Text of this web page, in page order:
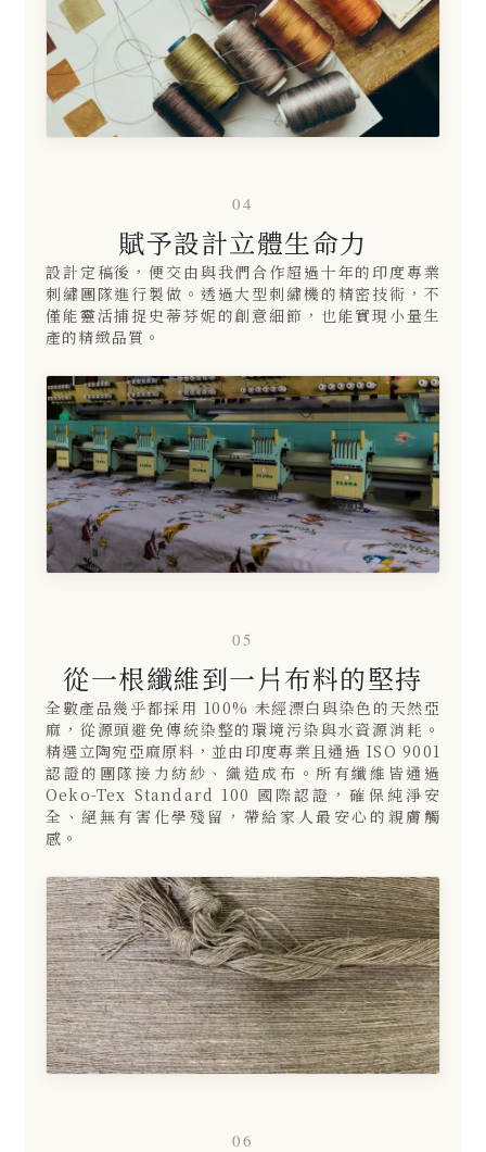
04
賦予設計立體生命力
設計定稿後，便交由與我們合作超過十年的印度專業
刺繡團隊進行製做。透過大型刺繡機的精密技術，不
僅能靈活捕捉史蒂芬妮的創意細節，也能實現小量生
產的精緻品質。
05
從一根纖維到一片布料的堅持
全數產品幾乎都採用 100% 未經漂白與染色的天然亞
麻，從源頭避免傳統染整的環境污染與水資源消耗。
精選立陶宛亞麻原料，並由印度專業且通過 ISO 9001
認證的團隊接力紡紗、織造成布。所有纖維皆通過
Oeko-Tex Standard 100 國際認證，確保純淨安
全、絕無有害化學殘留，帶給家人最安心的親膚觸
感。
06